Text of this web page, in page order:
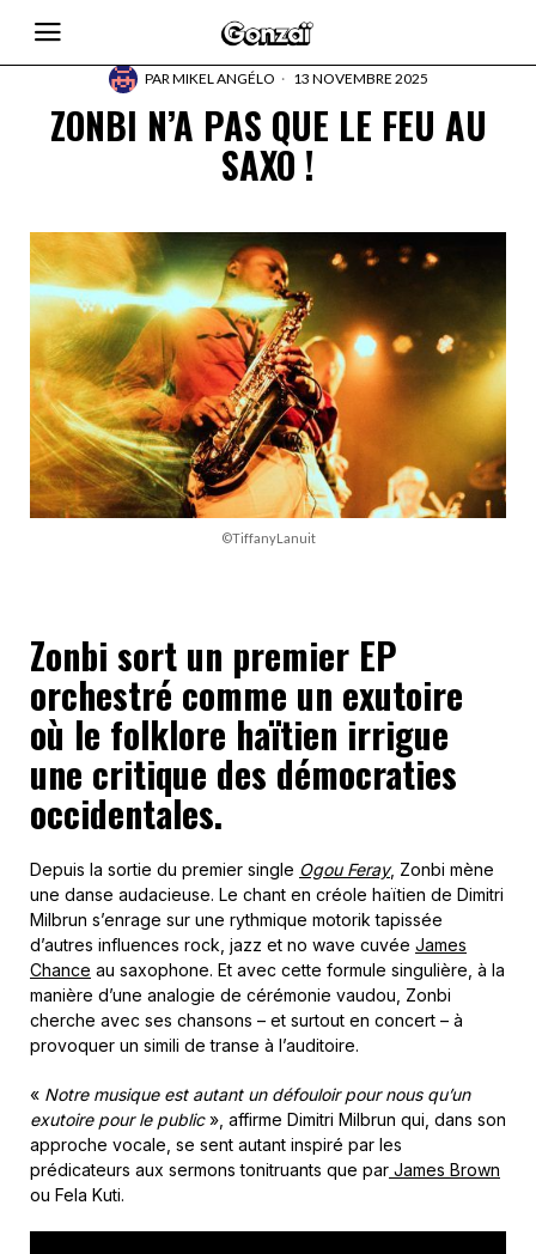
PARMIKEL ANGÉLO 13 NOVEMBRE 2025
ZONBI N’A PAS QUE LE FEU AU
SAXO !
©TiffanyLanuit
Zonbi sort un premier EP
orchestré comme un exutoire
où le folklore haïtien irrigue
une critique des démocraties
occidentales.
Depuis la sortie du premier single Ogou Feray, Zonbi mène
une danse audacieuse. Le chant en créole haïtien de Dimitri
Milbrun s’enrage sur une rythmique motorik tapissée
d’autres influences rock, jazz et no wave cuvée James
Chance au saxophone. Et avec cette formule singulière, à la
manière d’une analogie de cérémonie vaudou, Zonbi
cherche avec ses chansons – et surtout en concert – à
provoquer un simili de transe à l’auditoire.
« Notre musique est autant un défouloir pour nous qu’un
exutoire pour le public», affirme Dimitri Milbrun qui, dans son
approche vocale, se sent autant inspiré par les
prédicateurs aux sermons tonitruants que par James Brown
ou Fela Kuti.